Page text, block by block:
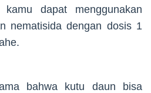
kamu dapat menggunakan
nematisida dengan dosis 1
bahwa kutu daun bisa